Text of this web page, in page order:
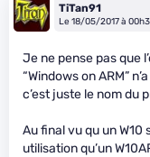
TiTan91
Le 18/05/2017 à
Je ne pense pas que
“Windows on ARM”
c’est juste le nom du
Au final vu qu un
utilisation qu’un